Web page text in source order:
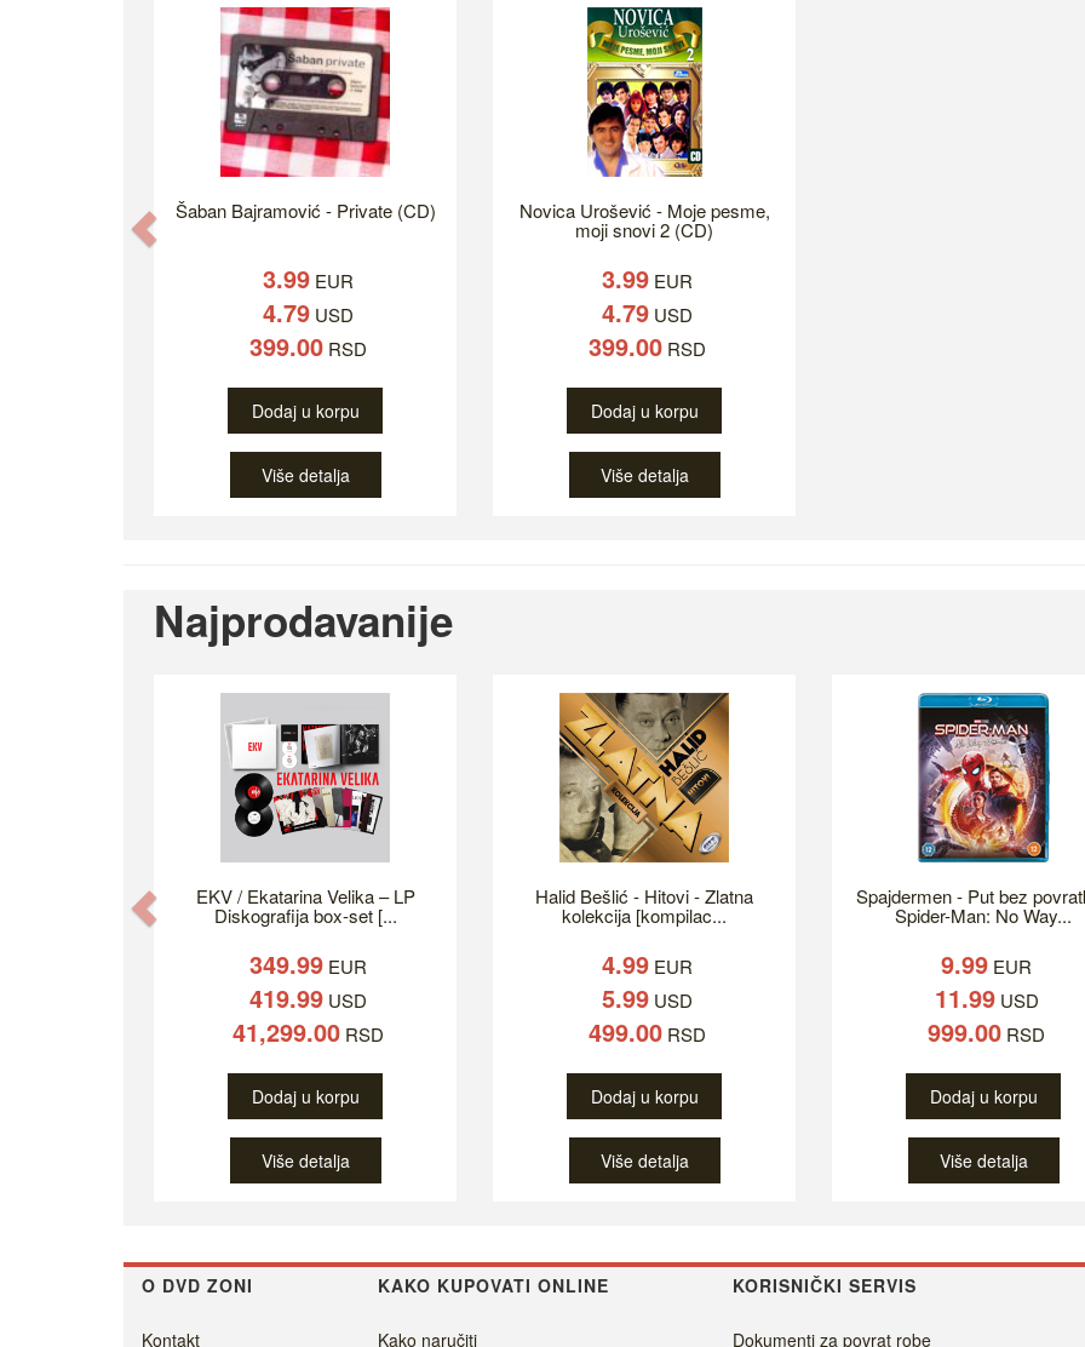
Šaban Bajramović - Private (CD)
3.99 EUR
4.79 USD
399.00 RSD
Dodaj u korpu
Više detalja
Novica Urošević - Moje pesme,
moji snovi 2 (CD)
3.99 EUR
4.79 USD
399.00 RSD
Dodaj u korpu
Više detalja
Previous
Najprodavanije
EKV / Ekatarina Velika – LP
Diskografija box-set [...
349.99 EUR
419.99 USD
41,299.00 RSD
Dodaj u korpu
Više detalja
Halid Bešlić - Hitovi - Zlatna
kolekcija [kompilac...
4.99 EUR
5.99 USD
499.00 RSD
Dodaj u korpu
Više detalja
Spajdermen - Put bez
Spider-Man: No Way...
9.99 EUR
11.99USD
999.00 RSD
Dodaj u korpu
Više detalja
Previous
O DVD ZONI KAKO KUPOVATI ONLINE KORISNIČKI SERVIS
Kontakt Kako naručiti Dokumenti za povrat robe